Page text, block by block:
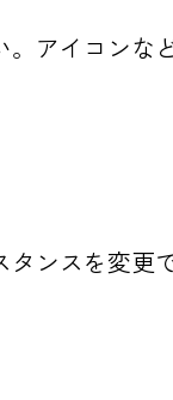
アイコンな
ンスを変